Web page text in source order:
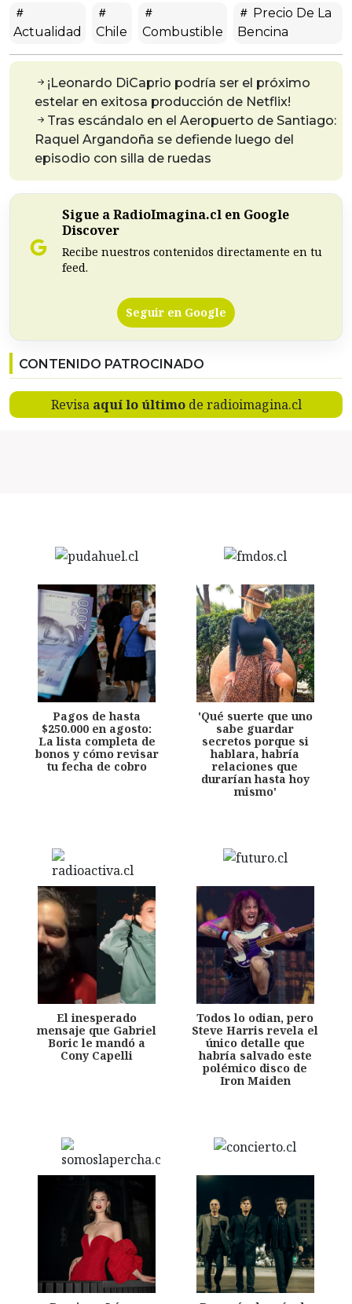
Actualidad Chile Combustible
Precio De La
Bencina
¡Leonardo DiCaprio podría ser el próximo
estelar en exitosa producción de Netflix!
Tras escándalo en el Aeropuerto de Santiago:
Raquel Argandoña se defiende luego del
episodio con silla de ruedas
Sigue a RadioImagina.cl en Google
Discover
Recibe nuestros contenidos directamente en tu
feed.
Seguir en Google
CONTENIDO PATROCINADO
Revisa aquí lo últimode radioimagina.cl
Pagos de hasta
$250.000 en agosto:
La lista completa de
bonos y cómo revisar
tu fecha de cobro
'Qué suerte que uno
sabe guardar
secretos porque si
hablara, habría
relaciones que
durarían hasta hoy
mismo'
El inesperado
mensaje que Gabriel
Boric le mandó a
Cony Capelli
Todos lo odian, pero
Steve Harris revela el
único detalle que
habría salvado este
polémico disco de
Iron Maiden